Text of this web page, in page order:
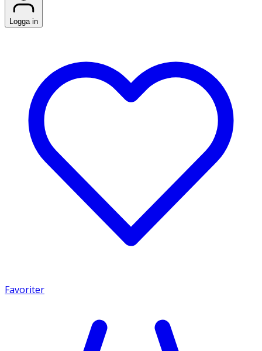
Logga in
Favoriter